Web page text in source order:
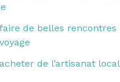
de belles rencontres
de l’artisanat local